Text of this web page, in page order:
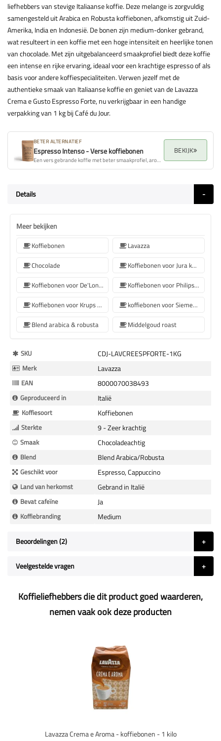
liefhebbers van stevige Italiaanse koffie. Deze melange is zorgvuldig
samengesteld uit Arabica en Robusta koffiebonen, afkomstig uit Zuid-
Amerika, India en Indonesië. De bonen zijn medium-donker gebrand,
wat resulteert in een koffie met een hoge intensiteit en heerlijke tonen
van chocolade. Met zijn uitgebalanceerd smaakprofiel biedt deze koffie
een intense en rijke ervaring, ideaal voor een krachtige espresso of als
basis voor andere koffiespecialiteiten. Verwen jezelf met de
authentieke smaak van Italiaanse koffie en geniet van de Lavazza
Crema e Gusto Espresso Forte, nu verkrijgbaar in een handige
verpakking van 1 kg bij Café du Jour.
BETER ALTERNATIEF
Espresso Intenso - Verse koffiebonen
Een vers gebrande koffie met beter smaakprofiel, aroma en algehele kwaliteit.
BEKIJK
Details
Meer bekijken
Koffiebonen
Lavazza
Chocolade
Koffiebonen voor Jura koffiemachine
Koffiebonen voor De'Longhi koffiemachine
Koffiebonen voor Philips koffiemachine
Koffiebonen voor Krups koffiemachine
koffiebonen voor Siemens koffiemachine
Blend arabica & robusta
Middelgoud roast
Meer
Informatie
SKU CDJ-LAVCREESPFORTE-1KG
Merk Lavazza
EAN 8000070038493
Geproduceerd in Italië
Koffiesoort Koffiebonen
Sterkte 9 - Zeer krachtig
Smaak Chocoladeachtig
Blend Blend Arabica/Robusta
Geschikt voor Espresso, Cappuccino
Land van herkomst Gebrand in Italië
Bevat cafeïne Ja
Koffiebranding Medium
Beoordelingen 2
Veelgestelde vragen
Koffieliefhebbers die dit product goed waarderen,
nemen vaak ook deze producten
Lavazza Crema e Aroma - koffiebonen - 1 kilo